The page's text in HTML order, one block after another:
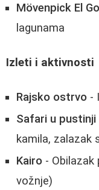
Mövenpick El
lagunama
Izleti i aktivnosti
Rajsko ostrvo -
Safari u pustinji
kamila, zalazak
Kairo - Obilazak
vožnje)